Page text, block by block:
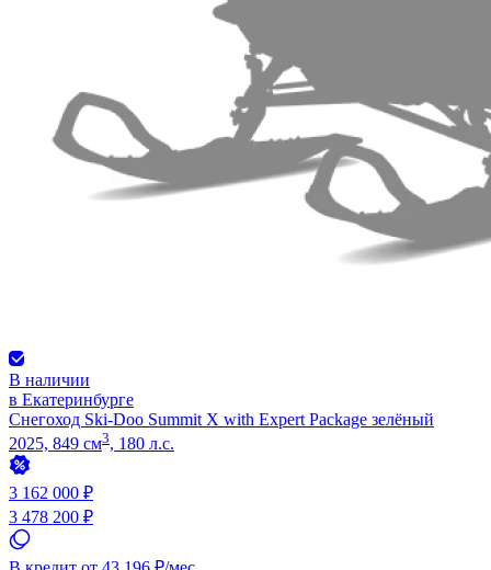
В наличии
в Екатеринбурге
Снегоход Ski-Doo Summit X with Expert Package зелёный
2025, 849 см3, 180 л.с.
3 162 000 ₽
3 478 200 ₽